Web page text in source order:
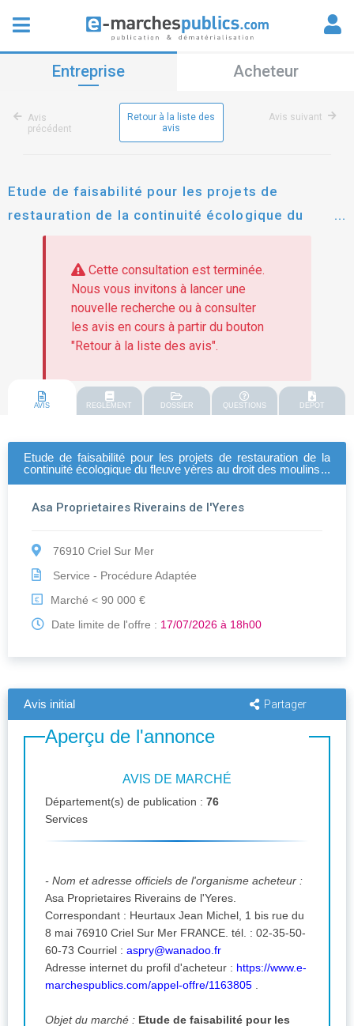
Entreprise Acheteur
Avis
précédent
Retour à la liste des
avis
Avis suivant
Etude de faisabilité pour les projets de
restauration de la continuité écologique du
fleuve yères au droit des moulins: -barrois roe
24155-46748 -calonne roe 46982
Cette consultation est terminée.
Nous vous invitons à lancer une
nouvelle recherche ou à consulter
les avis en cours à partir du bouton
"Retour à la liste des avis".
AVIS REGLEMENT DOSSIER QUESTIONS DEPOT
Etude de faisabilité pour les projets de restauration de la
continuité écologique du fleuve yères au droit des moulins: -
Asa Proprietaires Riverains de l'Yeres
76910 Criel Sur Mer
Service - Procédure Adaptée
€
Marché < 90 000 €
Date limite de l'offre : 17/07/2026 à 18h00
Avis initial Partager
Aperçu de l'annonce
AVIS DE MARCHÉ
Département(s) de publication : 76
Services
- Nom et adresse officiels de l'organisme acheteur :
Asa Proprietaires Riverains de l'Yeres.
Correspondant : Heurtaux Jean Michel, 1 bis rue du
8 mai 76910 Criel Sur Mer FRANCE. tél. : 02-35-50-
60-73 Courriel : aspry@wanadoo.fr
Adresse internet du profil d'acheteur : https://www.e-
marchespublics.com/appel-offre/1163805
Objet du marché : Etude de faisabilité pour les